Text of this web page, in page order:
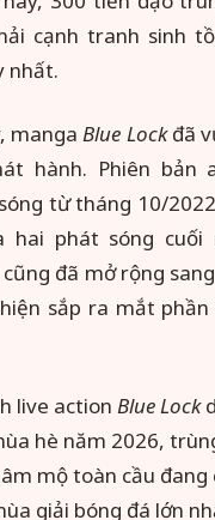
cạnh tranh sinh
nhất.
mangaBlue Lockđã
hành. Phiên bản
từ tháng 10/
hai phát sóng cuối
đã mở rộng
sắp ra mắt
live action Blue Lock
hè năm 2026,
mộ toàn cầu đang
giải bóng đá lớn